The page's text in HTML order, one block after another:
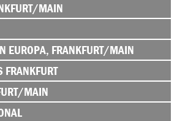
MAIN
EUROPA, FRANKFURT/MAIN
FRANKFURT
MAIN